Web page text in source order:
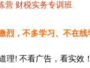
营 财税实务专训班
多学习、不在线学习
理! 不看广告，看实效！